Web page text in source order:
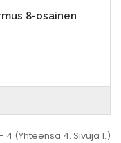
8-osainen
4 (Yhteensä 4. Sivuja 1.)